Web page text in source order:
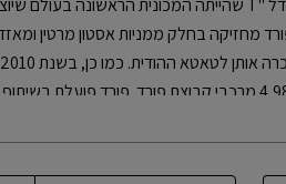
היצרנית החמישית בגודלה בעולם, נכון לשנת 2010. בשנת 2010 יוצרו